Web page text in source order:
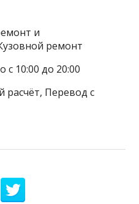
и
ремонт
10:00 до 20:00
расчёт, Перевод с